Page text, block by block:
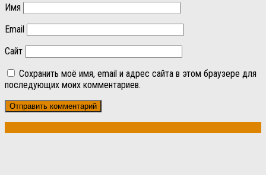
Имя
Email
Сайт
Сохранить моё имя, email и адрес сайта в этом браузере для
последующих моих комментариев.